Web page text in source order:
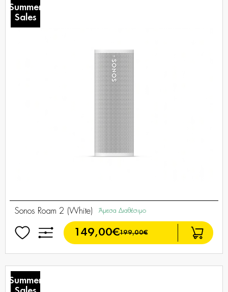
Summer
Sales
Sonos Roam 2 (White) Άμεσα Διαθέσιμο
149,00€199,00€
Summer